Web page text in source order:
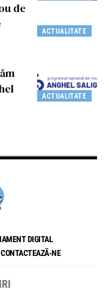
ACTUALITATE
de
ACTUALITATE
DIGITAL
CONTACTEAZĂ-NE